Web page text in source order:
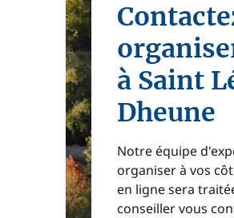
à Saint
Dheune
Notre équipe
organiser à vos
en ligne sera
conseiller vous